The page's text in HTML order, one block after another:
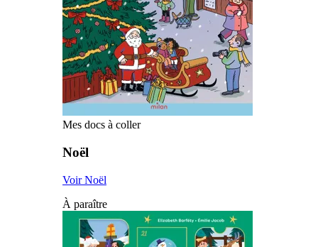
Mes docs à coller
Noël
Voir Noël
À paraître